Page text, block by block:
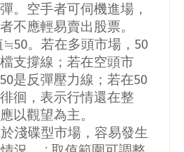
。空手者可伺機進場，
不應輕易賣出股票。
≒50。若在多頭市場，50
支撐線；若在空頭市
50是反彈壓力線；若在50
徊，表示行情還在整
以觀望為主。
淺碟型市場，容易發生